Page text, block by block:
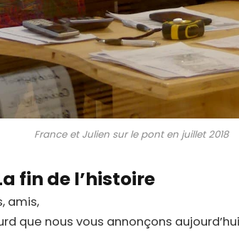
France et Julien sur le pont en juillet 2018
fin de l’histoire
amis,
que nous vous annonçons